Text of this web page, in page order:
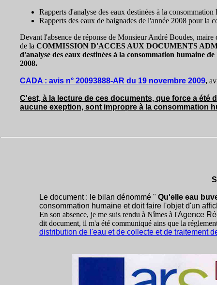
Rapperts d'analyse des eaux destinées à la
Rapperts des eaux de baignades de l'année 2008 pour la
Devant l'absence de réponse de Monsieur André Boudes,
de la COMMISSION D'ACCES AUX DOCUMENTS
d'analyse des eaux destinèes à la consommation humaine
2008.
CADA : avis n° 20093888-AR du 19 novembre 2009,
C'est, à la lecture de ces documents, que force a
aucune exeption, sont impropre à la consommation
Le document : le bilan dénommé " Qu'elle eau
consommation humaine et doit faire l'objet d'un
En son absence, je me suis rendu à Nîmes à l'Agence
dit document, il m'a été communiqué ains que la
distribution de l'eau et de collecte et de traitement